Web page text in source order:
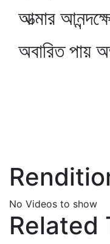
আত্মার
অবারিত পায়
No Videos to show
Related